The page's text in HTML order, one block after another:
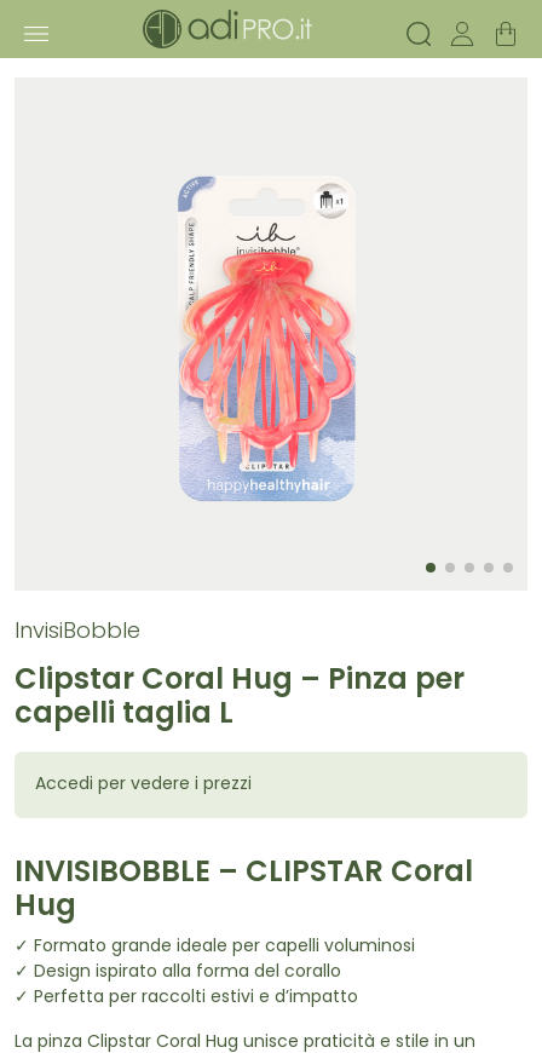
InvisiBobble
Clipstar Coral Hug – Pinza per
capelli taglia L
Accedi per vedere i prezzi
INVISIBOBBLE – CLIPSTAR Coral
Hug
✓ Formato grande ideale per capelli voluminosi
✓ Design ispirato alla forma del corallo
✓ Perfetta per raccolti estivi e d’impatto
La pinza Clipstar Coral Hug unisce praticità e stile in un